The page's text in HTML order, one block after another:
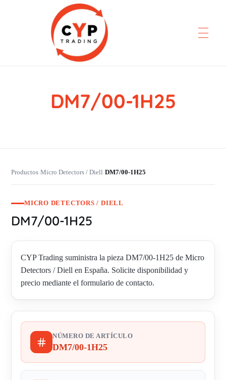
CYP Trading
Professionelle Ersatzteilbeschaffung
DM7/00-1H25
Productos›Micro Detectors / Diell›DM7/00-1H25
MICRO DETECTORS / DIELL
DM7/00-1H25
CYP Trading suministra la pieza DM7/00-1H25 de Micro
Detectors / Diell en España. Solicite disponibilidad y
precio mediante el formulario de contacto.
NÚMERO DE ARTÍCULO
DM7/00-1H25